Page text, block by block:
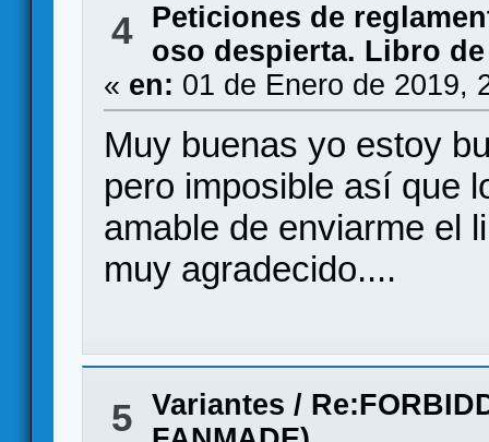
4
Peticiones de
oso despierta. Libro
« en: 01 de Enero de 2019,
Muy buenas yo estoy
pero imposible así que
amable de enviarme el
muy agradecido....
5 Variantes /